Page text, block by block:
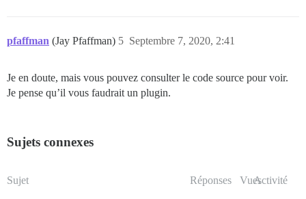
pfaffman (Jay Pfaffman) Septembre 7, 2020, 2:41
5
Je en doute, mais vous pouvez consulter le code source pour voir.
Je pense qu’il vous faudrait un plugin.
Sujets connexes
Sujet Réponses VuesActivité